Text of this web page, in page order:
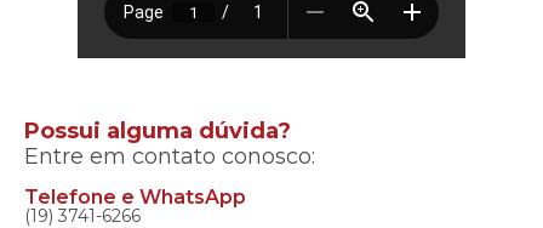
Possui alguma dúvida?
Entre em contato conosco:
Telefone e WhatsApp
(19) 3741-6266